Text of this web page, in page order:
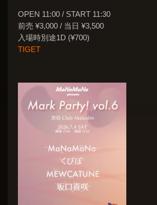
OPEN 11:00 / START 11:30
前売 ¥3,000 / 当日 ¥3,500
入場時別途1D (¥700)
TIGET